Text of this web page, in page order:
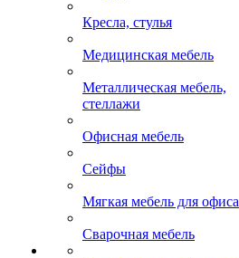
Кресла, стулья
Медицинская мебель
Металлическая мебель,
стеллажи
Офисная мебель
Сейфы
Мягкая мебель для офиса
Сварочная мебель